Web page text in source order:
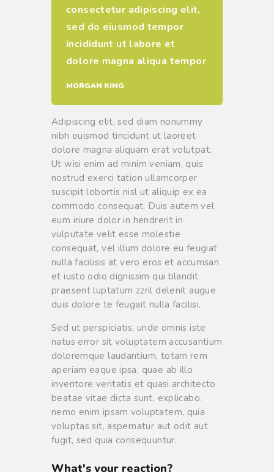
consectetur adipiscing elit,
sed do eiusmod tempor
incididunt ut labore et
dolore magna aliqua tempor
MORGAN KING
Adipiscing elit, sed diam nonummy
nibh euismod tincidunt ut laoreet
dolore magna aliquam erat volutpat.
Ut wisi enim ad minim veniam, quis
nostrud exerci tation ullamcorper
suscipit lobortis nisl ut aliquip ex ea
commodo consequat. Duis autem vel
eum iriure dolor in hendrerit in
vulputate velit esse molestie
consequat, vel illum dolore eu feugiat
nulla facilisis at vero eros et accumsan
et iusto odio dignissim qui blandit
praesent luptatum zzril delenit augue
duis dolore te feugait nulla facilisi.
Sed ut perspiciatis, unde omnis iste
natus error sit voluptatem accusantium
doloremque laudantium, totam rem
aperiam eaque ipsa, quae ab illo
inventore veritatis et quasi architecto
beatae vitae dicta sunt, explicabo.
nemo enim ipsam voluptatem, quia
voluptas sit, aspernatur aut odit aut
fugit, sed quia consequuntur.
What's your reaction?